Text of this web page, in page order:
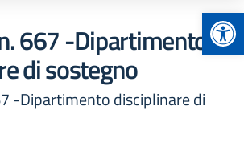
667 -Dipartimento
di sostegno
-Dipartimento disciplinare di